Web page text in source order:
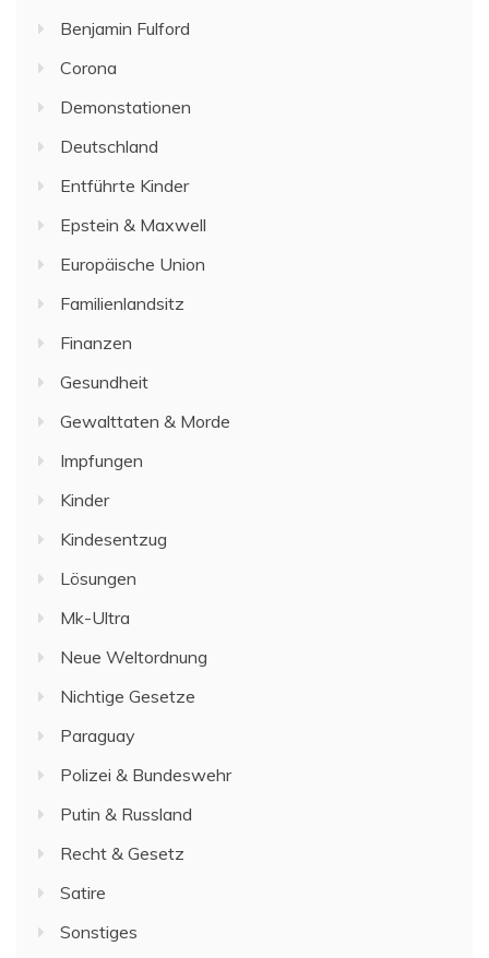
Benjamin Fulford
Corona
Demonstationen
Deutschland
Entführte Kinder
Epstein & Maxwell
Europäische Union
Familienlandsitz
Finanzen
Gesundheit
Gewalttaten & Morde
Impfungen
Kinder
Kindesentzug
Lösungen
Mk-Ultra
Neue Weltordnung
Nichtige Gesetze
Paraguay
Polizei & Bundeswehr
Putin & Russland
Recht & Gesetz
Satire
Sonstiges